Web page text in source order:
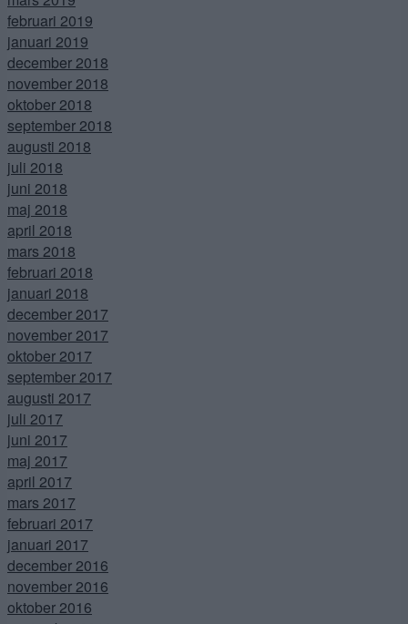
februari 2019
januari 2019
december 2018
november 2018
oktober 2018
september 2018
augusti 2018
juli 2018
juni 2018
maj 2018
april 2018
mars 2018
februari 2018
januari 2018
december 2017
november 2017
oktober 2017
september 2017
augusti 2017
juli 2017
juni 2017
maj 2017
april 2017
mars 2017
februari 2017
januari 2017
december 2016
november 2016
oktober 2016